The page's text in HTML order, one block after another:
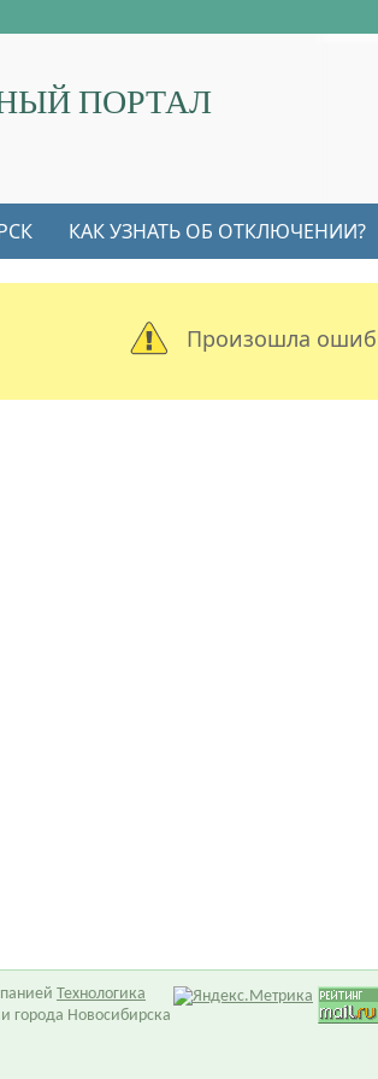
ПОРТАЛ
КАК УЗНАТЬ ОБ ОТКЛЮЧЕНИИ?
Произошла
Технологика
города Новосибирска